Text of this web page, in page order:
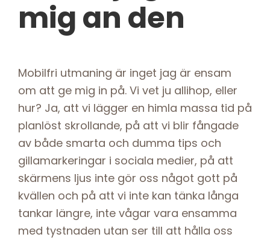
mig an den
Mobilfri utmaning är inget jag är ensam
om att ge mig in på. Vi vet ju allihop, eller
hur? Ja, att vi lägger en himla massa tid på
planlöst skrollande, på att vi blir fångade
av både smarta och dumma tips och
gillamarkeringar i sociala medier, på att
skärmens ljus inte gör oss något gott på
kvällen och på att vi inte kan tänka långa
tankar längre, inte vågar vara ensamma
med tystnaden utan ser till att hålla oss